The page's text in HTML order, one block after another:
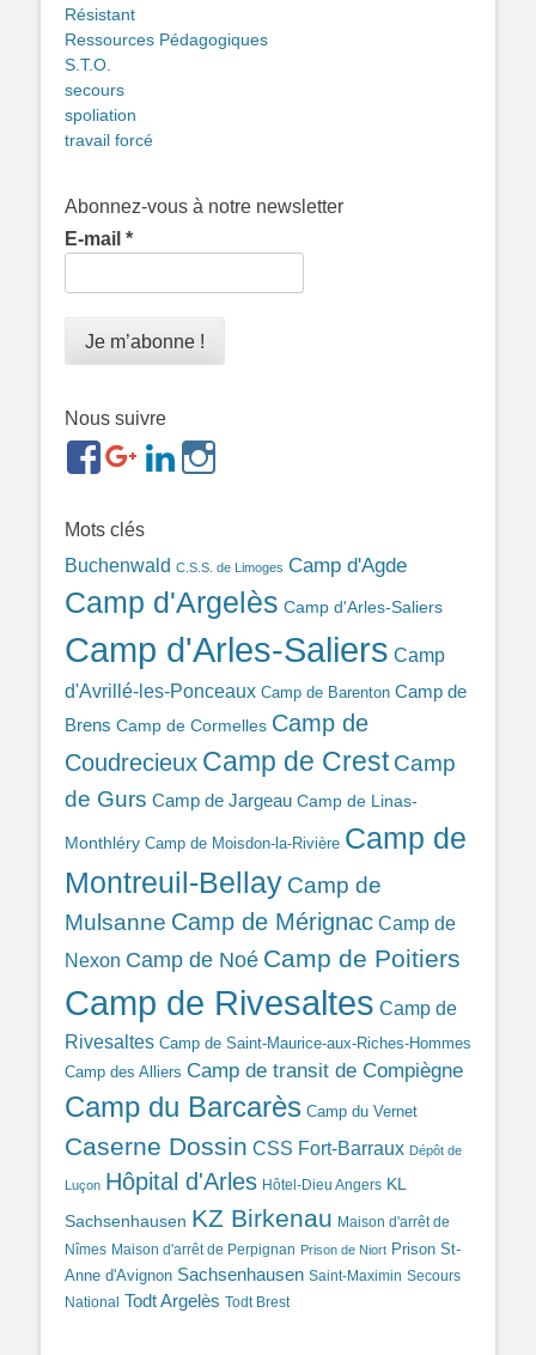
Résistant
Ressources Pédagogiques
S.T.O.
secours
spoliation
travail forcé
Abonnez-vous à notre newsletter
E-mail *
Nous suivre
https://www.facebook.com/groups/
ref=br_rs
https://plus.google.com/b/
https://www.linkedin.com/in/gigi-
bonin-
Mots clés
Buchenwald C.S.S. de Limoges Camp d'Agde
Camp d'Argelès Camp d'Arles-Saliers
Camp d'Arles-Saliers Camp
d'Avrillé-les-Ponceaux Camp de Barenton Camp de
Brens Camp de Cormelles Camp de
Coudrecieux Camp de Crest Camp
de Gurs Camp de Jargeau Camp de Linas-
Monthléry Camp de Moisdon-la-Rivière Camp de
Montreuil-Bellay Camp de
Mulsanne Camp de Mérignac Camp de
Nexon Camp de Noé Camp de Poitiers
Camp de Rivesaltes Camp de
Rivesaltes Camp de Saint-Maurice-aux-Riches-Hommes
Camp des Alliers Camp de transit de Compiègne
Camp du Barcarès Camp du Vernet
Caserne Dossin CSS Fort-Barraux Dépôt de
Luçon Hôpital d'Arles Hôtel-Dieu Angers KL
Sachsenhausen KZ Birkenau Maison d'arrêt de
Nîmes Maison d'arrêt de Perpignan Prison de Niort Prison St-
Anne d'Avignon Sachsenhausen Saint-Maximin Secours
National Todt Argelès Todt Brest